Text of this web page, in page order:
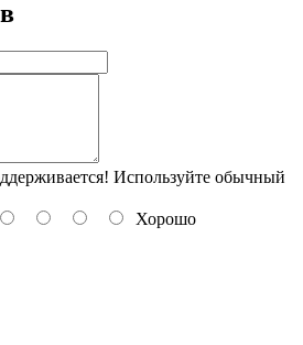
Используйте обычный
Хорошо